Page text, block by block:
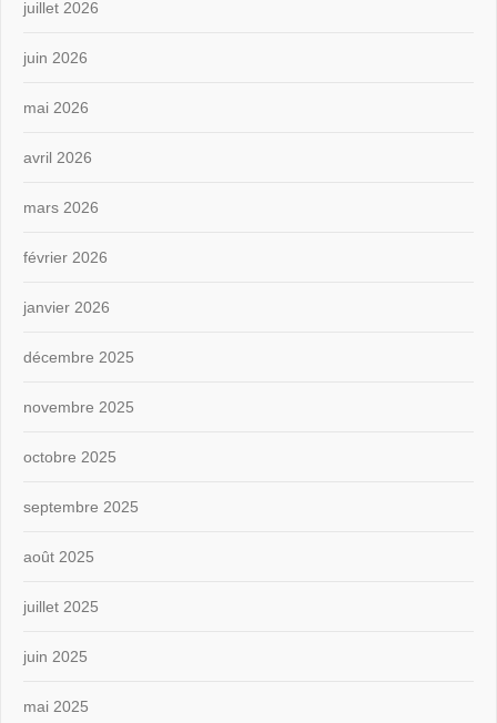
juillet 2026
juin 2026
mai 2026
avril 2026
mars 2026
février 2026
janvier 2026
décembre 2025
novembre 2025
octobre 2025
septembre 2025
août 2025
juillet 2025
juin 2025
mai 2025